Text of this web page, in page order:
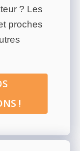
? Les
proches
!